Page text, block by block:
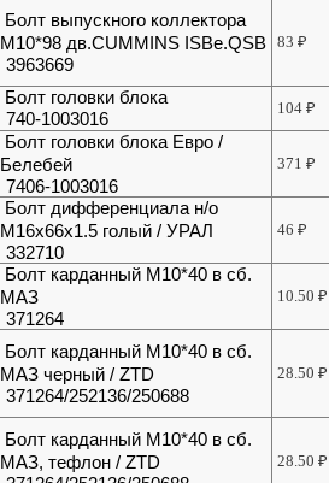
Болт выпускного коллектора
М10*98 дв.CUMMINS ISBe.QSB
3963669
83₽
Болт головки блока
740-1003016
104₽
Болт головки блока Евро /
Белебей
7406-1003016
371₽
Болт дифференциала н/о
М16х66х1.5 голый / УРАЛ
332710
46₽
Болт карданный М10*40 в сб.
МАЗ
371264
10.50₽
Болт карданный М10*40 в сб.
МАЗ черный / ZTD
371264/252136/250688
28.50₽
Болт карданный М10*40 в сб.
МАЗ, тефлон / ZTD
28.50₽